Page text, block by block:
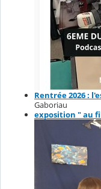
Rentrée 2026 :
Gaboriau
exposition " au